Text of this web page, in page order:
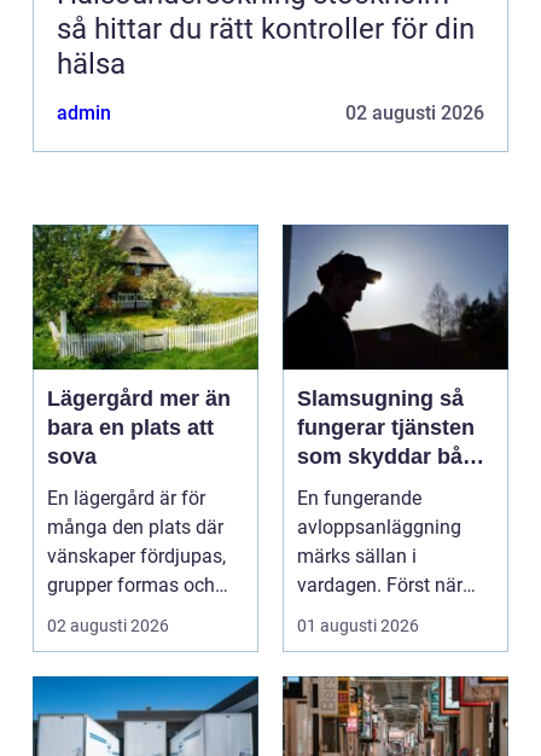
så hittar du rätt kontroller för din
hälsa
admin 02 augusti 2026
Lägergård mer än
bara en plats att
sova
En lägergård är för
många den plats där
vänskaper fördjupas,
grupper formas och
viktiga samtal får t...
02 augusti 2026
Slamsugning så
fungerar tjänsten
som skyddar både
hus och miljö
En fungerande
avloppsanläggning
märks sällan i
vardagen. Först när
brunnar svämmar över,
avlopp börj...
01 augusti 2026